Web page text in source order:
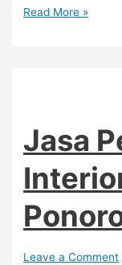
Read More »
Jasa
Leave a Comment